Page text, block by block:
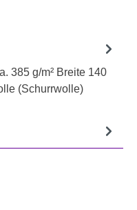
385 g/m² Breite 140
(Schurrwolle)